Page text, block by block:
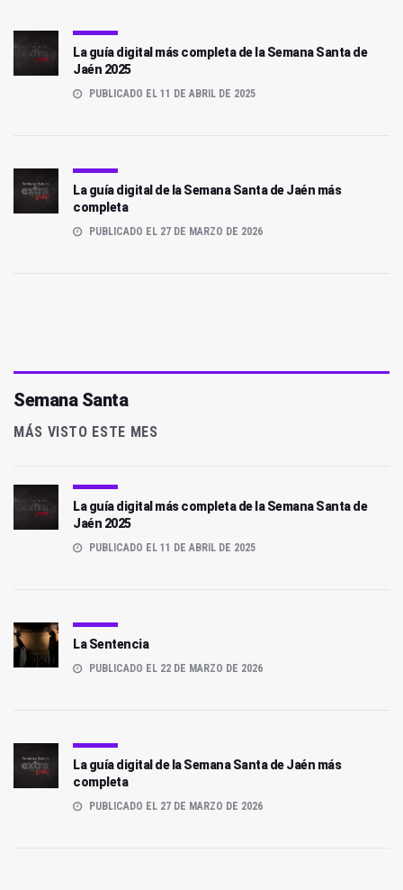
La guía digital más completa de la Semana Santa de
Jaén 2025
PUBLICADO EL 11 DE ABRIL DE 2025
La guía digital de la Semana Santa de Jaén más
completa
PUBLICADO EL 27 DE MARZO DE 2026
Semana Santa
MÁS VISTO ESTE MES
La guía digital más completa de la Semana Santa de
Jaén 2025
PUBLICADO EL 11 DE ABRIL DE 2025
La Sentencia
PUBLICADO EL 22 DE MARZO DE 2026
La guía digital de la Semana Santa de Jaén más
completa
PUBLICADO EL 27 DE MARZO DE 2026